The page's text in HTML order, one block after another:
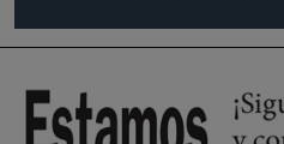
Pozuelo de Alarcón
Wayne Rooney era el comisario de